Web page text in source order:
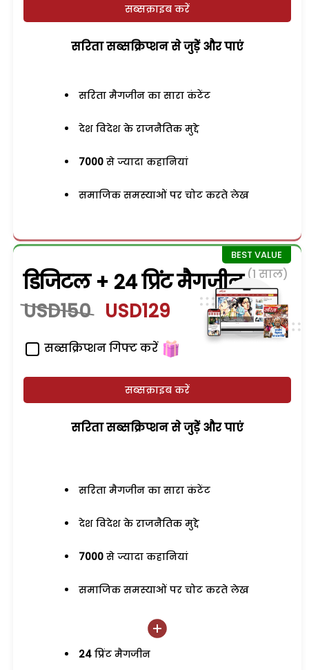
सब्सक्राइब करें
सरिता सब्सक्रिप्शन से जुड़ेें और पाएं
सरिता मैगजीन का सारा कंटेंट
देश विदेश के राजनैतिक मुद्दे
7000 से ज्यादा कहानियां
समाजिक समस्याओं पर चोट करते लेख
डिजिटल + 24 प्रिंट मैगजीन (1 साल)
USD150 USD129
सब्सक्रिप्शन गिफ्ट करें
सब्सक्राइब करें
सरिता सब्सक्रिप्शन से जुड़ेें और पाएं
सरिता मैगजीन का सारा कंटेंट
देश विदेश के राजनैतिक मुद्दे
7000 से ज्यादा कहानियां
समाजिक समस्याओं पर चोट करते लेख
24 प्रिंट मैगजीन